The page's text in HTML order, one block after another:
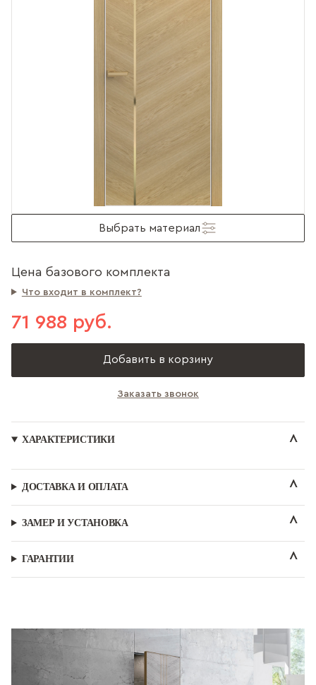
Выбрать материал
Цена базового комплекта
Что входит в комплект?
71 988 руб.
Добавить в корзину
Заказать звонок
ХАРАКТЕРИСТИКИ
ДОСТАВКА И ОПЛАТА
ЗАМЕР И УСТАНОВКА
ГАРАНТИИ